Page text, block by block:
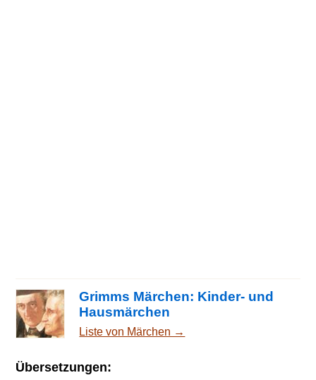
Grimms Märchen: Kinder- und
Hausmärchen
Liste von Märchen →
Übersetzungen: